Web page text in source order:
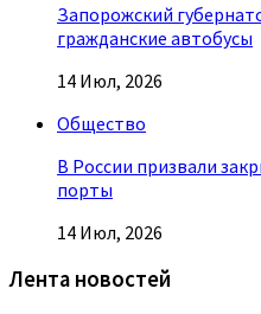
Запорожский
гражданские автобусы
14 Июл, 2026
Общество
В России призвали
порты
14 Июл, 2026
Лента новостей